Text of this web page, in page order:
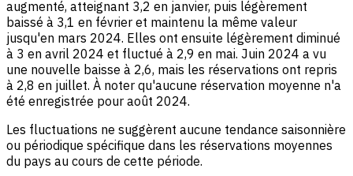
augmenté, atteignant 3,2 en janvier, puis légèrement
baissé à 3,1 en février et maintenu la même valeur
jusqu'en mars 2024. Elles ont ensuite légèrement diminué
à 3 en avril 2024 et fluctué à 2,9 en mai. Juin 2024 a vu
une nouvelle baisse à 2,6, mais les réservations ont repris
à 2,8 en juillet. À noter qu'aucune réservation moyenne n'a
été enregistrée pour août 2024.
Les fluctuations ne suggèrent aucune tendance saisonnière
ou périodique spécifique dans les réservations moyennes
du pays au cours de cette période.